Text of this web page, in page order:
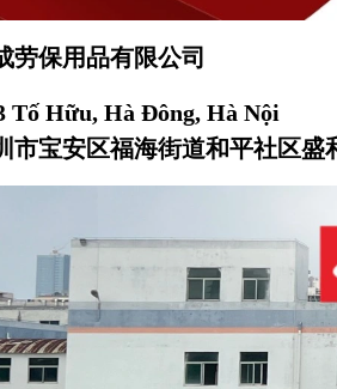
劳保用品有限公司
Tố Hữu, Hà Đông, Hà Nội
市宝安区福海街道和平社区盛